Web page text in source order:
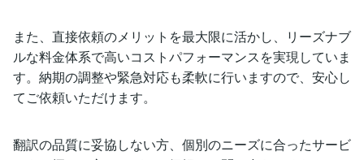
また、直接依頼のメリットを最大限に活かし、リーズナブ
ルな料金体系で高いコストパフォーマンスを実現していま
す。納期の調整や緊急対応も柔軟に行いますので、安心し
てご依頼いただけます。
翻訳の品質に妥協しない方、個別のニーズに合ったサービ